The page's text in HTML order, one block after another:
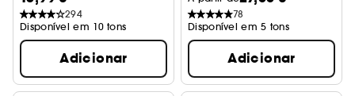
294
Disponível em 10 tons
Adicionar
78
Disponível em 5 tons
Adicionar